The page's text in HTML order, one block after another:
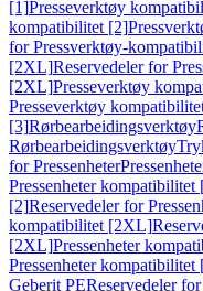
[1]Presseverktøy
kompatibilitet [2]
for Pressverktøy-
[2XL]Reservedeler for
[2XL]Presseverktøy
Presseverktøy
[3]Rørbearbeidingsverktøy
Rørbearbeidingsverktøy
for Pressenheter
Pressenheter kompatibilitet
[2]Reservedeler for
kompatibilitet [2XL]
[2XL]Pressenheter
Pressenheter
Geberit PEReservedeler